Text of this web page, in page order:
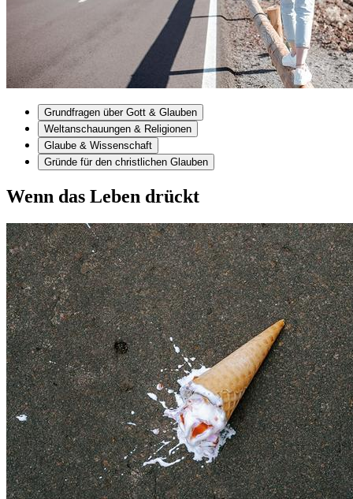
Grundfragen über Gott & Glauben
Weltanschauungen & Religionen
Glaube & Wissenschaft
Gründe für den christlichen Glauben
Wenn das Leben drückt